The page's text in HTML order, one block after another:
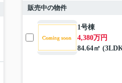
販売中の物件
1号棟
4,380万円
84.64㎡